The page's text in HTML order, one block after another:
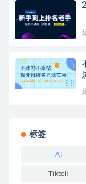
标签
AI
Tiktok